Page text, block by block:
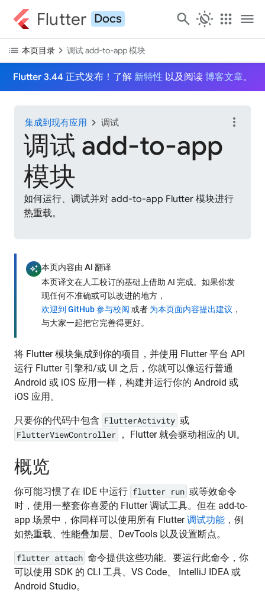
Flutter Docs search routine apps menu
list 本页目录 chevron_right调试 add-to-app 模块
Flutter 3.44 正式发布！了解 新特性 以及阅读 博客文章。
集成到现有应用 chevron_right 调试
调试 add-to-app
模块
如何运行、调试并对 add-to-app Flutter 模块进行
热重载。
more_vert
auto_awesome 本页内容由 AI 翻译
本页译文在人工校订的基础上借助 AI 完成。如果你发
现任何不准确或可以改进的地方，
欢迎到 GitHub 参与校阅 或者 为本页面内容提出建议 ，
与大家一起把它完善得更好。
将 Flutter 模块集成到你的项目，并使用 Flutter 平台 API
运行 Flutter 引擎和/或 UI 之后，你就可以像运行普通
Android 或 iOS 应用一样，构建并运行你的 Android 或
iOS 应用。
只要你的代码中包含 FlutterActivity 或
FlutterViewController ， Flutter 就会驱动相应的 UI。
概览
你可能习惯了在 IDE 中运行 flutter run 或等效命令
时，使用一整套你喜爱的 Flutter 调试工具。但在 add-to-
app 场景中，你同样可以使用所有 Flutter调试功能 ，例
如热重载、性能叠加层、DevTools 以及设置断点。
flutter attach 命令提供这些功能。要运行此命令，你
可以使用 SDK 的 CLI 工具、VS Code、 IntelliJ IDEA 或
Android Studio。